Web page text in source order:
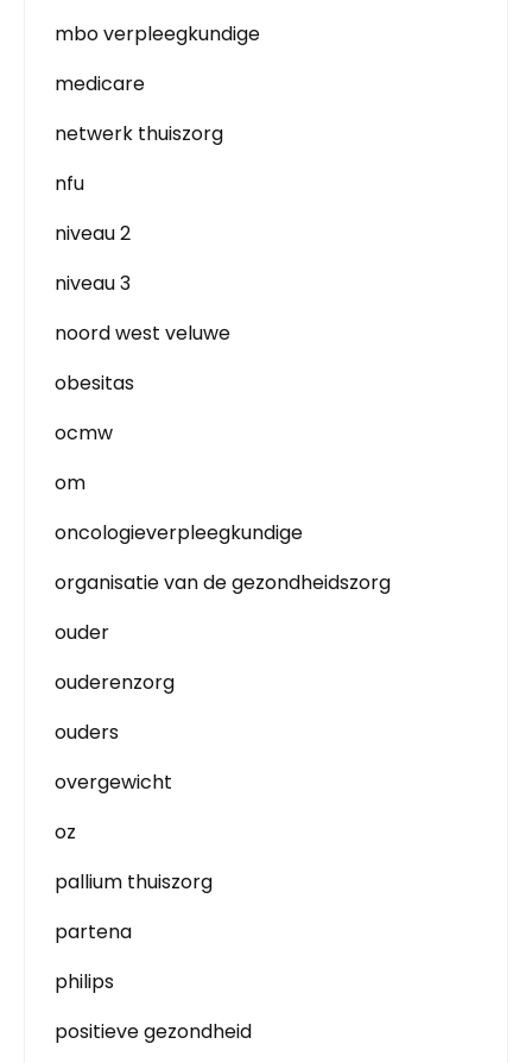
mbo verpleegkundige
medicare
netwerk thuiszorg
nfu
niveau 2
niveau 3
noord west veluwe
obesitas
ocmw
om
oncologieverpleegkundige
organisatie van de gezondheidszorg
ouder
ouderenzorg
ouders
overgewicht
oz
pallium thuiszorg
partena
philips
positieve gezondheid